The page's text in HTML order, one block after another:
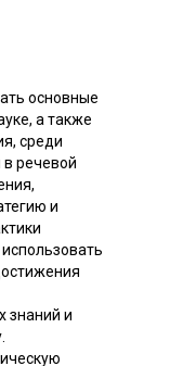
основные
а также
среди
в речевой
и
знаний и